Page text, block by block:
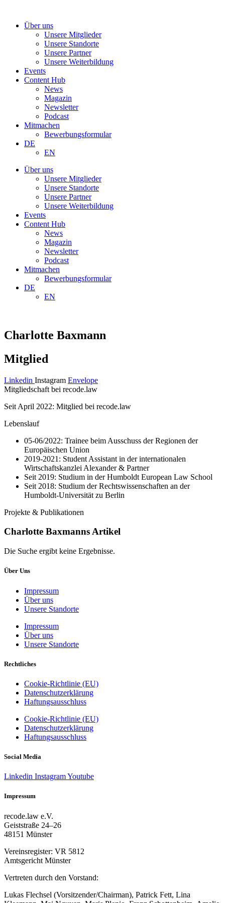
wechselnÜber uns
Unsere Mitglieder
Unsere Standorte
Unsere Partner
Unsere Weiterbildung
Events
Content Hub
News
Magazin
Newsletter
Podcast
Mitmachen
Bewerbungsformular
DE
EN
Über uns
Unsere Mitglieder
Unsere Standorte
Unsere Partner
Unsere Weiterbildung
Events
Content Hub
News
Magazin
Newsletter
Podcast
Mitmachen
Bewerbungsformular
DE
EN
Charlotte Baxmann
Mitglied
Linkedin Instagram Envelope
Mitgliedschaft bei recode.law
Seit April 2022: Mitglied bei recode.law
Lebenslauf
05-06/2022: Trainee beim Ausschuss der Regionen der
Europäischen Union
2019-2021: Student Assistant in der internationalen
Wirtschaftskanzlei Alexander & Partner
Seit 2019: Studium in der Humboldt European Law School
Seit 2018: Studium der Rechtswissenschaften an der
Humboldt-Universität zu Berlin
Projekte & Publikationen
Charlotte Baxmanns Artikel
Die Suche ergibt keine Ergebnisse.
Über Uns
Impressum
Über uns
Unsere Standorte
Impressum
Über uns
Unsere Standorte
Rechtliches
Cookie-Richtlinie (EU)
Datenschutzerklärung
Haftungsausschluss
Cookie-Richtlinie (EU)
Datenschutzerklärung
Haftungsausschluss
Social Media
Linkedin InstagramYoutube
Impressum
recode.law e.V.
Geiststraße 24–26
48151 Münster
Vereinsregister: VR 5812
Amtsgericht Münster
Vertreten durch den Vorstand:
Lukas Flechsel (Vorsitzender/Chairman), Patrick Fett, Lina